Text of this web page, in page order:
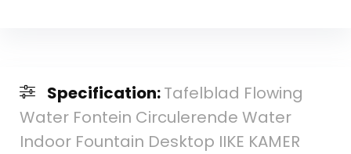
Specification:Tafelblad Flowing
Water Fontein Circulerende Water
Indoor Fountain Desktop IIKE KAMER